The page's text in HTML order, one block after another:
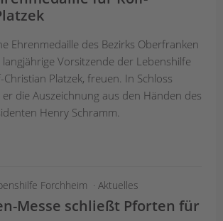
Ehrenmedaille des Bezirks Oberfranken
Vorsitzende der Lebenshilfe
Platzek, freuen. In Schloss
die Auszeichnung aus den Händen des
Henry Schramm.
Forchheim Aktuelles
Messe schließt Pforten für